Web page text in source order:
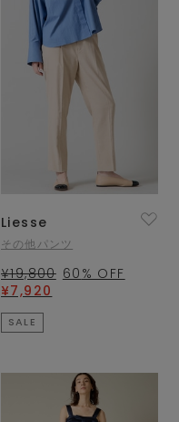
Liesse
その他パンツ
¥19,800 60 % OFF
¥7,920
SALE